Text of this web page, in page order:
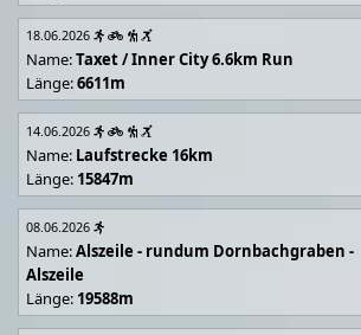
18.06.2026
Name:Taxet / Inner City 6.6km Run
Länge:6611m
14.06.2026
Name: Laufstrecke 16km
Länge: 15847m
08.06.2026
Name:Alszeile - rundum Dornbachgraben -
Alszeile
Länge: 19588m